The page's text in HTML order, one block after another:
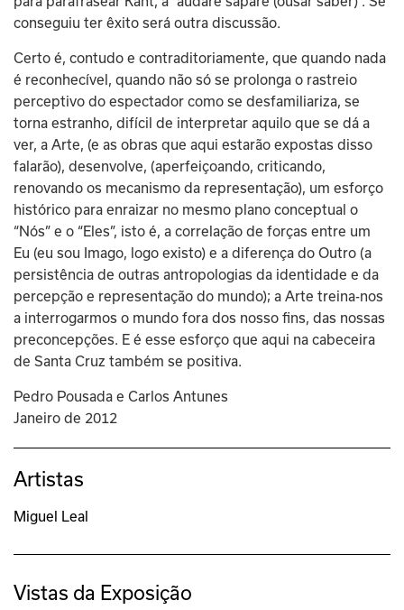
conseguiu ter êxito será outra discussão.
Certo é, contudo e contraditoriamente, que quando nada
é reconhecível, quando não só se prolonga o rastreio
perceptivo do espectador como se desfamiliariza, se
torna estranho, difícil de interpretar aquilo que se dá a
ver, a Arte, (e as obras que aqui estarão expostas disso
falarão), desenvolve, (aperfeiçoando, criticando,
renovando os mecanismo da representação), um esforço
histórico para enraizar no mesmo plano conceptual o
“Nós” e o “Eles”, isto é, a correlação de forças entre um
Eu (eu sou Imago, logo existo) e a diferença do Outro (a
persistência de outras antropologias da identidade e da
percepção e representação do mundo); a Arte treina-nos
a interrogarmos o mundo fora dos nosso fins, das nossas
preconcepções. E é esse esforço que aqui na cabeceira
de Santa Cruz também se positiva.
Pedro Pousada e Carlos Antunes
Janeiro de 2012
Artistas
Miguel Leal
Vistas da Exposição